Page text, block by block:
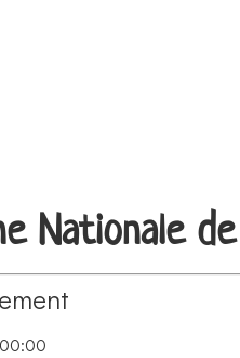
Nationale